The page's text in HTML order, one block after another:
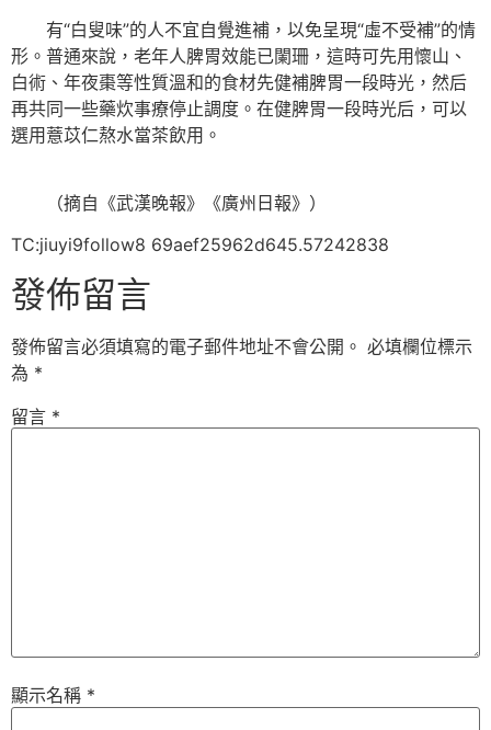
有“白叟味”的人不宜自覺進補，以免呈現“虛不受補”的情
形。普通來說，老年人脾胃效能已闌珊，這時可先用懷山、
白術、年夜棗等性質溫和的食材先健補脾胃一段時光，然后
再共同一些藥炊事療停止調度。在健脾胃一段時光后，可以
選用薏苡仁熬水當茶飲用。
（摘自《武漢晚報》《廣州日報》）
TC:jiuyi9follow8 69aef25962d645.57242838
發佈留言
發佈留言必須填寫的電子郵件地址不會公開。 必填欄位標示
為 *
留言 *
顯示名稱 *